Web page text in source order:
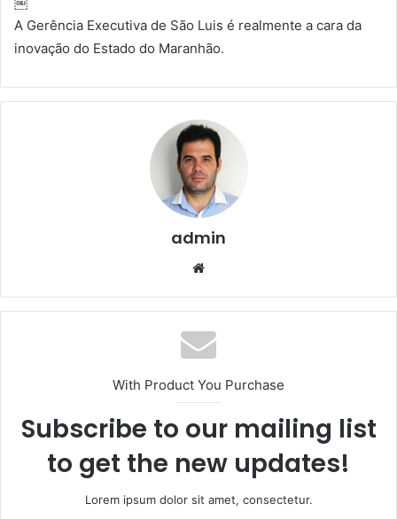
A Gerência Executiva de São Luis é realmente a cara da
inovação do Estado do Maranhão.
admin
te
With Product You Purchase
Subscribe to our mailing list
to get the new updates!
Lorem ipsum dolor sit amet, consectetur.